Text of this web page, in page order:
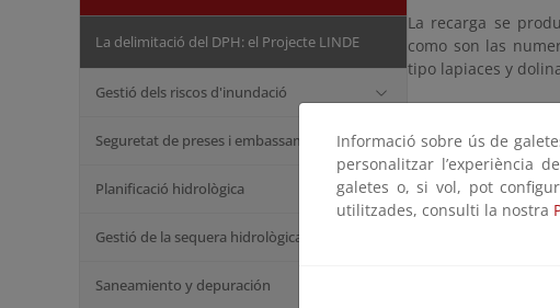
La delimitació del DPH: el Projecte LINDE
Gestió dels riscos d'inundació
Seguretat de preses i embassaments
Planificació hidrològica
Gestió de la sequera hidrològica
Saneamiento y depuración
La recarga se
como son las
tipo lapiaces y
La descarga
lo que se
caudal del río
mineralización.
Pedro Jiménez,
de la cabecera del
Informació sobre ús de
personalitzar l’experiència
galetes o, si vol, pot
utilitzades, consulti la nostra